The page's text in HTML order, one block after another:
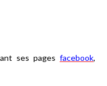
ses pages facebook,